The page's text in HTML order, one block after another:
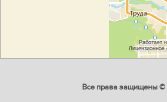
Все права защищены